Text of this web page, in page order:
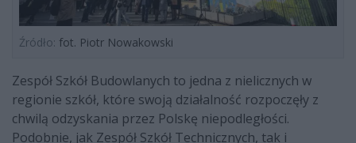
Źródło: fot. Piotr Nowakowski
Zespół Szkół Budowlanych to jedna z nielicznych w
regionie szkół, które swoją działalność rozpoczęły z
chwilą odzyskania przez Polskę niepodległości.
Podobnie, jak Zespół Szkół Technicznych, tak i